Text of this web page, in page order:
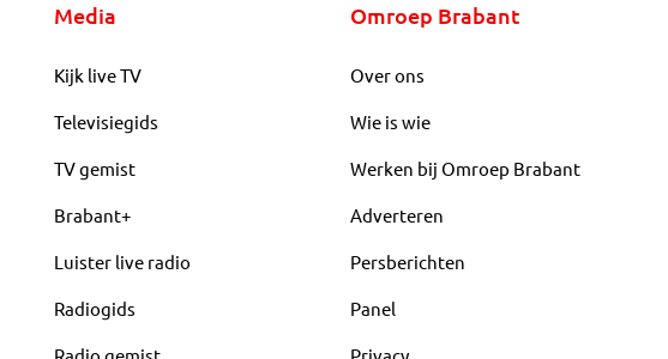
Media
Kijk live TV
Televisiegids
TV gemist
Brabant+
Luister live radio
Radiogids
Omroep Brabant
Over ons
Wie is wie
Werken bij Omroep Brabant
Adverteren
Persberichten
Panel